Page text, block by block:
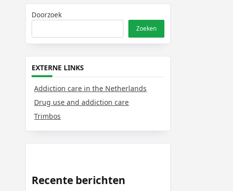
Doorzoek
Zoeken
EXTERNE LINKS
Addiction care in the Netherlands
Drug use and addiction care
Trimbos
Recente berichten